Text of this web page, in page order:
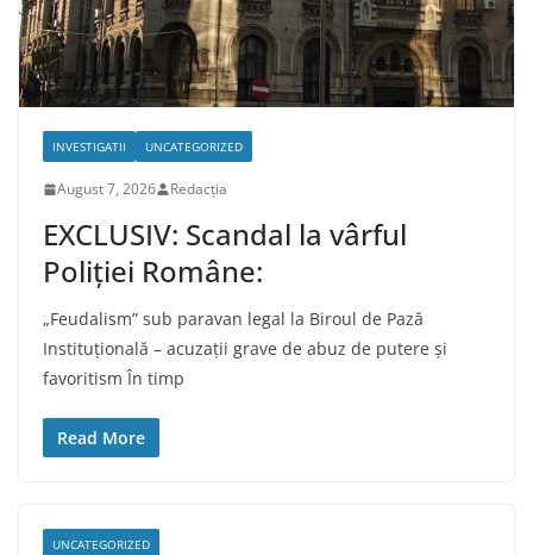
INVESTIGATII UNCATEGORIZED
August 7, 2026 Redacția
EXCLUSIV: Scandal la vârful
Poliției Române:
„Feudalism” sub paravan legal la Biroul de Pază
Instituțională – acuzații grave de abuz de putere și
favoritism În timp
Read More
UNCATEGORIZED